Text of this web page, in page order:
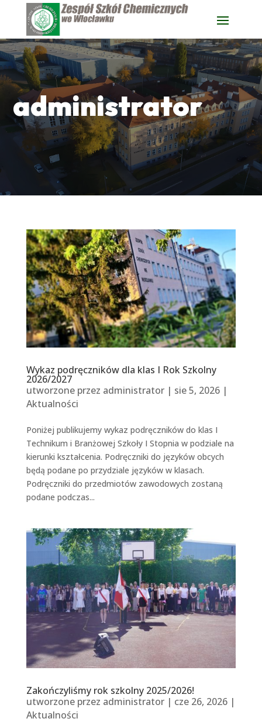
administrator
Wykaz podręczników dla klas I Rok Szkolny
2026/2027
utworzone przez administrator| sie 5, 2026|
Aktualności
Poniżej publikujemy wykaz podręczników do klas I
Technikum i Branżowej Szkoły I Stopnia w podziale na
kierunki kształcenia. Podręczniki do języków obcych
będą podane po przydziale języków w klasach.
Podręczniki do przedmiotów zawodowych zostaną
podane podczas...
Zakończyliśmy rok szkolny 2025/2026!
utworzone przez administrator| cze 26, 2026|
Aktualności